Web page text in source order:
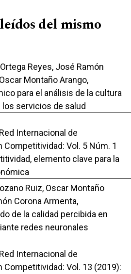
del mismo
Reyes, José Ramón
Montaño Arango,
para el análisis de la cultura
servicios de salud
Internacional de
Competitividad: Vol. 5 Núm. 1
elemento clave para la
Ruiz, Oscar Montaño
Corona Armenta,
de la calidad percibida en
redes neuronales
Internacional de
Competitividad: Vol. 13 (2019):